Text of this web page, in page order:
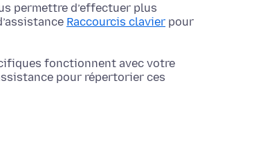
permettre d’effectuer plus
Raccourcis clavier pour
fonctionnent avec votre
pour répertorier ces